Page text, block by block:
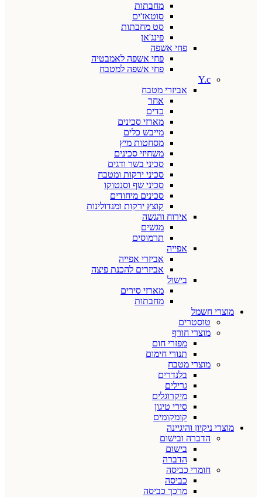
מחבתות
סוטאז'ים
סט מחבתות
פינג'אן
פחי אשפה
פחי אשפה לאמבטיה
פחי אשפה למטבח
Y.c
אביזרי מטבח
אחר
כדים
מארזי סכינים
מייבש כלים
מסחטות מיץ
משחיזי סכינים
סכיני בשר ודגים
סכיני ירקות ומטבח
סכיני שף וסנטוקו
סכינים מיחודים
קוצץ ירקות ומנדולינות
אירוח והגשה
מגשים
תרמוסים
אפייה
אביזרי אפייה
אביזרים להכנת פיצה
בישול
מארזי סירים
מחבתות
מוצרי חשמל
טוסטרים
מוצרי חורף
מפזרי חום
תנורי חימום
מוצרי מטבח
בלנדרים
גרילים
מיקרוגלים
סירי טיגון
קומקומים
מוצרי ניקיון והיגיינה
הדברה ובישום
בישום
הדברה
חומרי כביסה
כביסה
מרכך כביסה